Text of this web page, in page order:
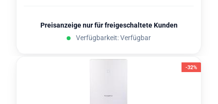
Preisanzeige nur für freigeschaltete Kunden
Verfügbarkeit: Verfügbar
-32%